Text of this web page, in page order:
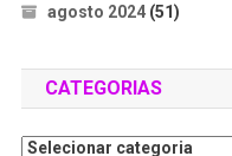
agosto 2024(51)
CATEGORIAS